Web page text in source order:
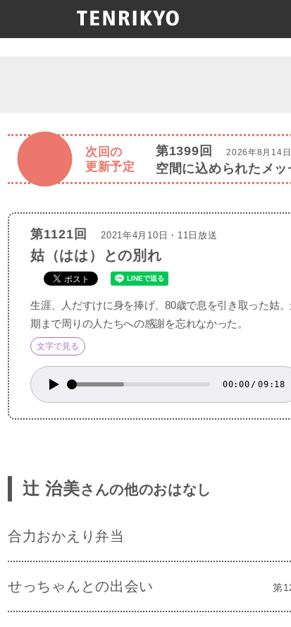
次回の
更新予定
第1399回 2026年8月14
空間に込められたメッ
第1121回 2021年4月10日・11日放送
姑（はは）との別れ
生涯、人だすけに身を捧げ、80歳で息を引き取った姑。
期まで周りの人たちへの感謝を忘れなかった。
文字で見る
00:00 / 09:18
辻 治美さんの他のおはなし
合力おかえり弁当
せっちゃんとの出会い 第